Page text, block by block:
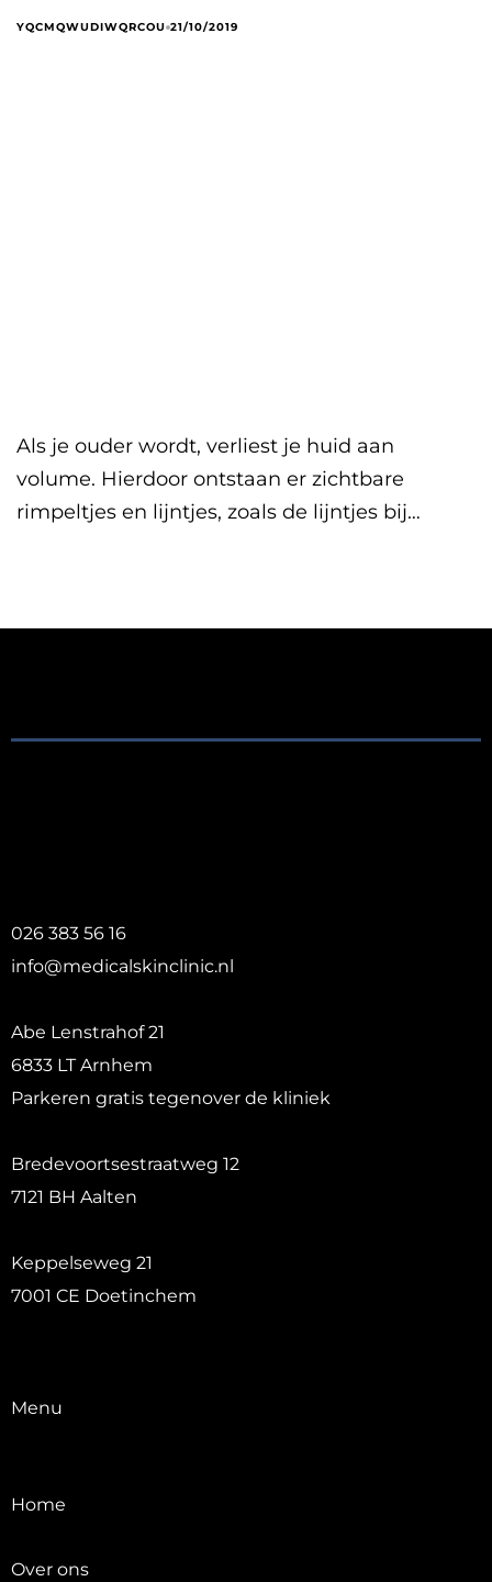
YQCMQWUDIWQRCOU 21/10/2019
Als je ouder wordt, verliest je huid aan
volume. Hierdoor ontstaan er zichtbare
rimpeltjes en lijntjes, zoals de lijntjes bij…
026 383 56 16
info@medicalskinclinic.nl
Abe Lenstrahof 21
6833 LT Arnhem
Parkeren gratis tegenover de kliniek
Bredevoortsestraatweg 12
7121 BH Aalten
Keppelseweg 21
7001 CE Doetinchem
Menu
Home
Over ons